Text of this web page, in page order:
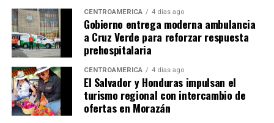
CENTROAMÉRICA 4 días ago
Gobierno entrega moderna ambulancia
a Cruz Verde para reforzar respuesta
prehospitalaria
CENTROAMÉRICA 4 días ago
El Salvador y Honduras impulsan el
turismo regional con intercambio de
ofertas en Morazán